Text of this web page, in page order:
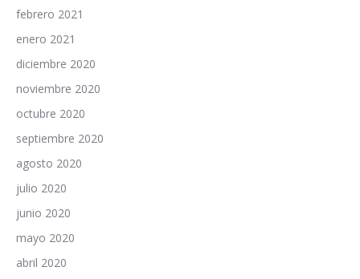
febrero 2021
enero 2021
diciembre 2020
noviembre 2020
octubre 2020
septiembre 2020
agosto 2020
julio 2020
junio 2020
mayo 2020
abril 2020